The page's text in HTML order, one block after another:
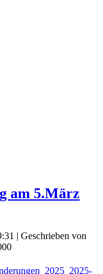
am 5.März
| Geschrieben von